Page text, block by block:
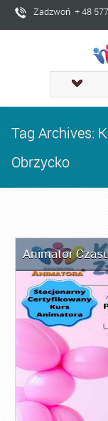
Zadzwoń + 48
Tag Archives:
Obrzycko
Animator